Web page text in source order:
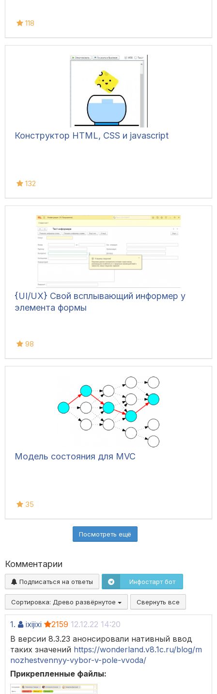
118
Конструктор HTML, CSS и javascript
132
{UI/UX} Свой всплывающий информер у
элемента формы
98
Модель состояния для MVC
35
Посмотреть ещё
Комментарии
Подписаться на ответы Инфостарт бот
Сортировка: Древо развёрнутое Свернуть все
1. ixijixi 2159 12.12.22 14:20
В версии 8.3.23 анонсировали нативный ввод
таких значений https://wonderland.v8.1c.ru/blog/m
nozhestvennyy-vybor-v-pole-vvoda/
Прикрепленные файлы: